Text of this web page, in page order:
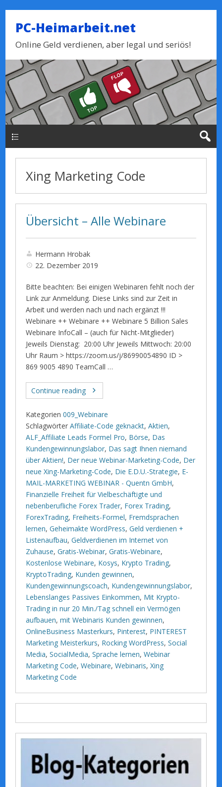
PC-Heimarbeit.net
Online Geld verdienen, aber legal und seriös!
Xing Marketing Code
Übersicht – Alle Webinare
Hermann Hrobak
22. Dezember 2019
Bitte beachten: Bei einigen Webinaren fehlt noch der
Link zur Anmeldung. Diese Links sind zur Zeit in
Arbeit und werden nach und nach ergänzt !!!
Webinare ++ Webinare ++ Webinare 5 Billion Sales
Webinare InfoCall – (auch für Nicht-Mitglieder)
Jeweils Dienstag: 20:00 Uhr Jeweils Mittwoch: 20:00
Uhr Raum > https://zoom.us/j/86990054890 ID >
869 9005 4890 TeamCall …
Continue reading
Kategorien 009_Webinare
Schlagwörter Affiliate-Code geknackt,Aktien,
ALF_Affiliate Leads Formel Pro, Börse, Das
Kundengewinnungslabor, Das sagt Ihnen niemand
über Aktien!, Der neue Webinar-Marketing-Code, Der
neue Xing-Marketing-Code, Die E.D.U.-Strategie, E-
MAIL-MARKETING WEBINAR - Quentn GmbH,
Finanzielle Freiheit für Vielbeschäftigte und
nebenberufliche Forex Trader, Forex Trading,
ForexTrading, Freiheits-Formel, Fremdsprachen
lernen,Geheimakte WordPress,Geld verdienen +
Listenaufbau,Geldverdienen im Internet von
Zuhause,Gratis-Webinar,Gratis-Webinare,
Kostenlose Webinare, Kosys, Krypto Trading,
KryptoTrading, Kunden gewinnen,
Kundengewinnungscoach, Kundengewinnungslabor,
Lebenslanges Passives Einkommen, Mit Krypto-
Trading in nur 20 Min./Tag schnell ein Vermögen
aufbauen,mit Webinaris Kunden gewinnen,
OnlineBusiness Masterkurs, Pinterest, PINTEREST
Marketing Meisterkurs, Rocking WordPress,Social
Media,SocialMedia,Sprache lernen,Webinar
Marketing Code,Webinare,Webinaris,Xing
Marketing Code